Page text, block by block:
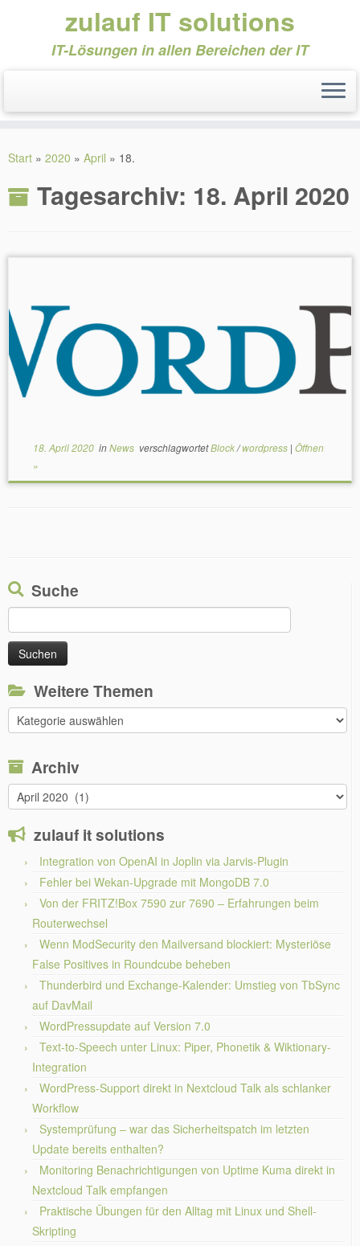
Inhalt
zulauf IT solutions
IT-Lösungen in allen Bereichen der IT
Start » 2020 » April » 18.
Tagesarchiv: 18. April 2020
18. April 2020inNews verschlagwortetBlock/wordpress | Öffnen
»
Suche
nach:
Weitere Themen
Weitere
Themen
Archiv
Archiv
zulauf it solutions
Integration von OpenAI in Joplin via Jarvis-Plugin
Fehler bei Wekan-Upgrade mit MongoDB 7.0
Von der FRITZ!Box 7590 zur 7690 – Erfahrungen beim
Routerwechsel
Wenn ModSecurity den Mailversand blockiert: Mysteriöse
False Positives in Roundcube beheben
Thunderbird und Exchange-Kalender: Umstieg von TbSync
auf DavMail
WordPressupdate auf Version 7.0
Text-to-Speech unter Linux: Piper, Phonetik & Wiktionary-
Integration
WordPress-Support direkt in Nextcloud Talk als schlanker
Workflow
Systemprüfung – war das Sicherheitspatch im letzten
Update bereits enthalten?
Monitoring Benachrichtigungen von Uptime Kuma direkt in
Nextcloud Talk empfangen
Praktische Übungen für den Alltag mit Linux und Shell-
Skripting